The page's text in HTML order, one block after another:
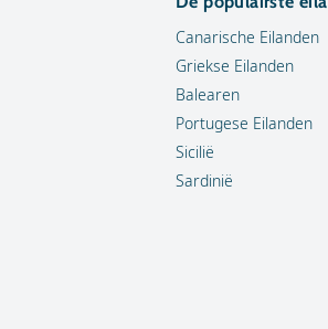
Canarische Eilanden
Griekse Eilanden
Balearen
Portugese Eilanden
Sicilië
Sardinië